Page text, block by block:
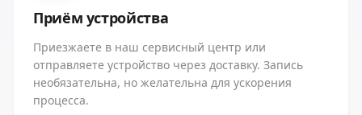
Приём устройства
Приезжаете в наш сервисный центр или
отправляете устройство через доставку. Запись
необязательна, но желательна для ускорения
процесса.